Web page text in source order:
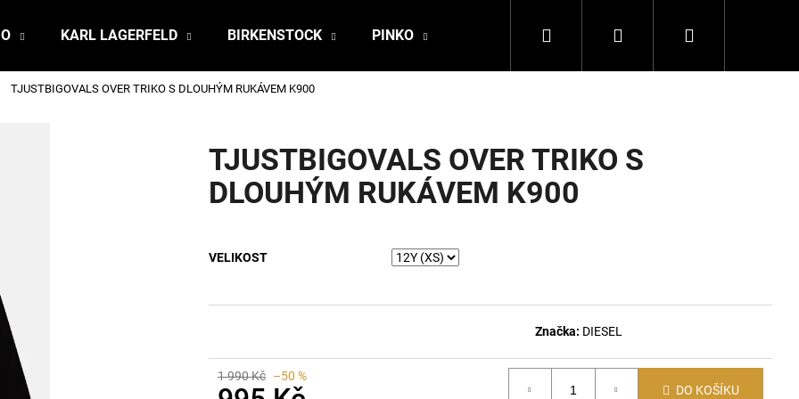
KARL LAGERFELD BIRKENSTOCK PINKO DALE OF NORWAY LA MARTINA
Hledat PřihlášeníNákupní
TJUSTBIGOVALS OVER TRIKO S DLOUHÝM RUKÁVEM K900
TJUSTBIGOVALS OVER TRIKO S
DLOUHÝM RUKÁVEM K900
VELIKOST
Značka: DIESEL
1 990 Kč –50 %
DO KOŠÍKU
Co potřebujete najít?
HLEDAT
Následující